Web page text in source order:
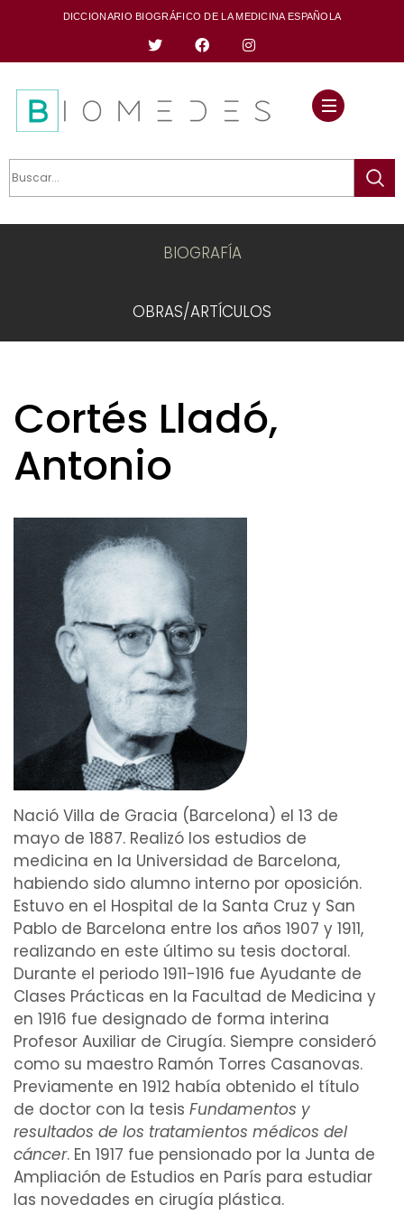
DICCIONARIO BIOGRÁFICO DE LA MEDICINA ESPAÑOLA
BIOGRAFÍA
OBRAS/ARTÍCULOS
Cortés Lladó,
Antonio
Nació Villa de Gracia (Barcelona) el 13 de
mayo de 1887. Realizó los estudios de
medicina en la Universidad de Barcelona,
habiendo sido alumno interno por oposición.
Estuvo en el Hospital de la Santa Cruz y San
Pablo de Barcelona entre los años 1907 y 1911,
realizando en este último su tesis doctoral.
Durante el periodo 1911-1916 fue Ayudante de
Clases Prácticas en la Facultad de Medicina y
en 1916 fue designado de forma interina
Profesor Auxiliar de Cirugía. Siempre consideró
como su maestro Ramón Torres Casanovas.
Previamente en 1912 había obtenido el título
de doctor con la tesis Fundamentos y
resultados de los tratamientos médicos del
cáncer. En 1917 fue pensionado por la Junta de
Ampliación de Estudios en París para estudiar
las novedades en cirugía plástica.